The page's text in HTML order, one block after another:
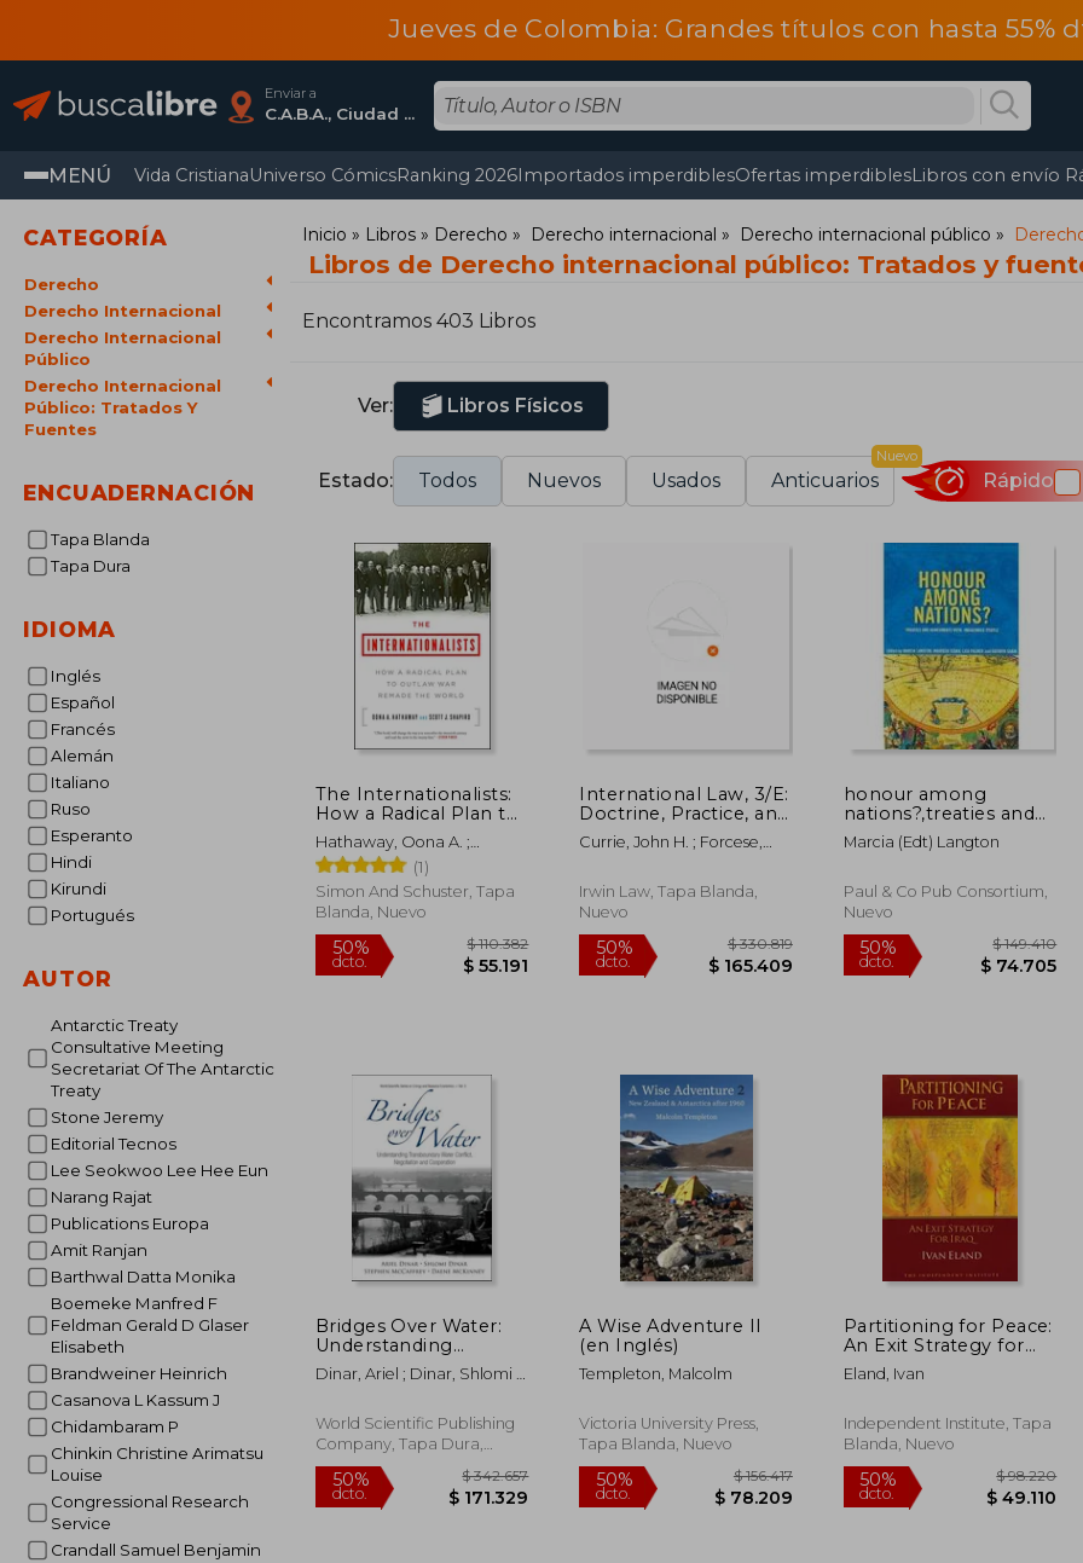
Jueves de Colombia: Grandes títulos con hasta 55%
Enviar a
C.A.B.A., Ciudad Autónoma De Buenos Aires
MENÚ Vida CristianaUniverso CómicsRanking 2026Importados imperdiblesOfertas imperdiblesLibros con envío
CATEGORÍA
Derecho
Derecho Internacional
Derecho Internacional
Público
Derecho Internacional
Público: Tratados Y
Fuentes
ENCUADERNACIÓN
Tapa Blanda
Tapa Dura
IDIOMA
Inglés
Español
Francés
Alemán
Italiano
Ruso
Esperanto
Hindi
Kirundi
Portugués
AUTOR
Antarctic Treaty
Consultative Meeting
Secretariat Of The Antarctic
Treaty
Stone Jeremy
Editorial Tecnos
Lee Seokwoo Lee Hee Eun
Narang Rajat
Publications Europa
Amit Ranjan
Barthwal Datta Monika
Boemeke Manfred F
Feldman Gerald D Glaser
Elisabeth
Brandweiner Heinrich
Casanova L Kassum J
Chidambaram P
Chinkin Christine Arimatsu
Louise
Congressional Research
Service
Crandall Samuel Benjamin
Inicio Libros Derecho Derecho internacional Derecho internacional público
Libros de Derecho internacional público: Tratados y
Encontramos 403 Libros
Ver: Libros Físicos
Estado: Todos Nuevos Usados Anticuarios
Nuevo
Rápido
The Internationalists:
How a Radical Plan to
Outlaw war Remade
the World (en Inglés)
Hathaway, Oona A. ;
Shapiro, Scott J.
(1)
Simon And Schuster, Tapa
Blanda, Nuevo
International Law, 3/E:
Doctrine, Practice, and
Theory (en Inglés)
Currie, John H. ; Forcese,
Irwin Law, Tapa Blanda,
Nuevo
honour among
nations?,treaties and
agreements with
indigenous people
Marcia (edt) Langton
Paul & Co Pub Consortium,
Nuevo
Bridges Over Water:
Understanding
Transboundary Water
Conflict, Negotiation
CDROM] (en Inglés)
Dinar, Ariel ; Dinar, Shlomi ;
World Scientific Publishing
Company, Tapa Dura,
Nuevo
A Wise Adventure II
(en Inglés)
Templeton, Malcolm
Victoria University Press,
Tapa Blanda, Nuevo
Partitioning for Peace:
An Exit Strategy for
Iraq (en Inglés)
Eland, Ivan
Independent Institute, Tapa
Blanda, Nuevo